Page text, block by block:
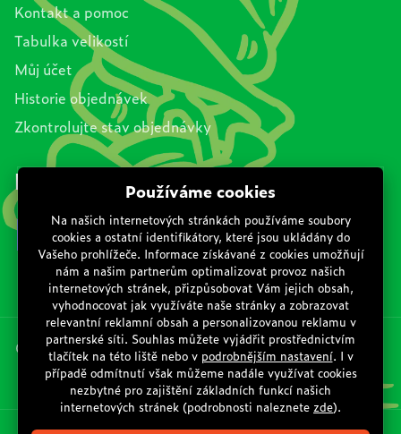
Kontakt a pomoc
Tabulka velikostí
Můj účet
Historie objednávek
Zkontrolujte stav objednávky
Najdete nás na sociálních sítích
© Copyright 2026 TOP 1 IT Solutions, s.r.o.